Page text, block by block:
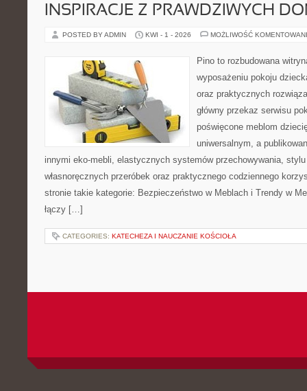
INSPIRACJE Z PRAWDZIWYCH
POSTED BY ADMIN KWI - 1 - 2026 MOŻLIWOŚĆ
Pino to rozbudowana
wyposażeniu pokoju
oraz praktycznych
główny przekaz serwisu
poświęcone meblom
uniwersalnym, a
innymi eko-mebli, elastycznych systemów przechowywania,
własnoręcznych przeróbek oraz praktycznego codziennego
stronie takie kategorie: Bezpieczeństwo w Meblach i Trendy w
łączy […]
CATEGORIES: KATECHEZA I NAUCZANIE KOŚCIOŁA